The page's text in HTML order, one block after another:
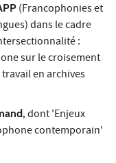
(Francophonies et
dans le cadre
:
sur le croisement
en archives
dont 'Enjeux
contemporain'